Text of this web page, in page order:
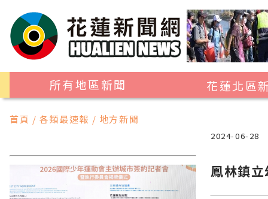
所有地區新聞
花蓮北區
吉安鄉
秀林鄉
首頁 / 各類最速報 / 地方新聞
2024-06-28
鳳林鎮